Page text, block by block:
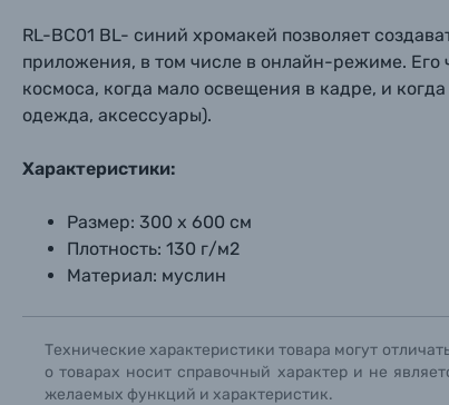
Фотоальбомы
Книги о фотографии, альбомы
Солнцезащитные очки
Б/У фототехника (Комиссионные
RL-BC01 BL- синий хромакей позволяет
приложения, в том числе в онлайн-режиме.
космоса, когда мало освещения в кадре, и
одежда, аксессуары).
Характеристики:
Размер: 300 х 600 см
Плотность: 130 г/м2
Материал: муслин
Технические характеристики товара могут
о товарах носит справочный характер и не
желаемых функций и характеристик.